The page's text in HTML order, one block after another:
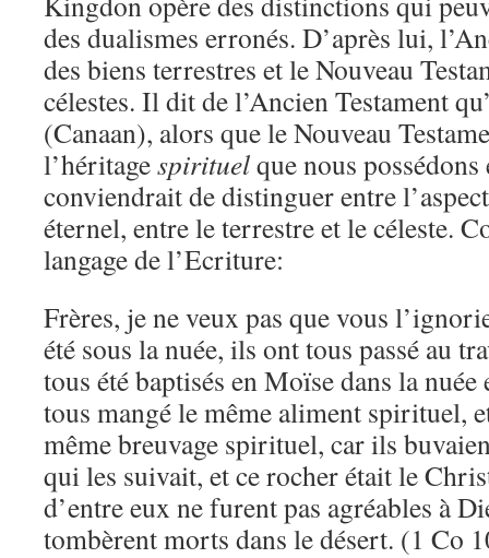
des dualismes erronés. D’après lui,
des biens terrestres et le Nouveau
célestes. Il dit de l’Ancien Testament
(Canaan), alors que le Nouveau
l’héritagespirituelque nous
conviendrait de distinguer entre
éternel, entre le terrestre et le céleste.
langage de l’Ecriture:
Frères, je ne veux pas que vous
été sous la nuée, ils ont tous passé au
tous été baptisés en Moïse dans la
tous mangé le même aliment spirituel,
même breuvage spirituel, car ils
qui les suivait, et ce rocher était le
d’entre eux ne furent pas agréables à
tombèrent morts dans le désert. (1 Co